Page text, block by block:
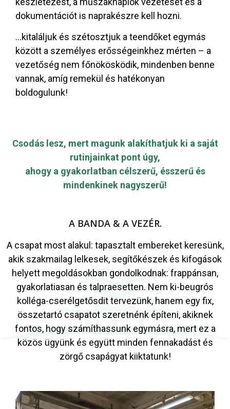
dokumentációt is naprakészre kell hozni.
…kitaláljuk és szétosztjuk a teendőket egymás
között a személyes erősségeinkhez mérten – a
vezetőség nem főnökösködik, mindenben benne
vannak, amíg remekül és hatékonyan
boldogulunk!
Csodás lesz, mert magunk alakíthatjuk ki a saját
rutinjainkat pont úgy,
ahogy a gyakorlatban célszerű, ésszerű és
mindenkinek nagyszerű!
A BANDA & A VEZÉR.
A csapat most alakul: tapasztalt embereket keresünk,
akik szakmailag lelkesek, segítőkészek és kifogások
helyett megoldásokban gondolkodnak: frappánsan,
gyakorlatiasan és talpraesetten. Nem ki-beugrós
kolléga-cserélgetősdit tervezünk, hanem egy fix,
összetartó csapatot szeretnénk építeni, akiknek
fontos, hogy számíthassunk egymásra, mert ez a
közös ügyünk és együtt minden fennakadást és
zörgő csapágyat kiiktatunk!